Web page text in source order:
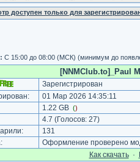
доступен только для
C 15:00 до 08:00 (МСК) (минимум до
[NNMClub.to]_Paul
Зарегистрирован
01 Мар 2026 14:35:11
1.22 GB ()
4.7 (Голосов: 27)
131
Оформление проверено
Как cкачать·